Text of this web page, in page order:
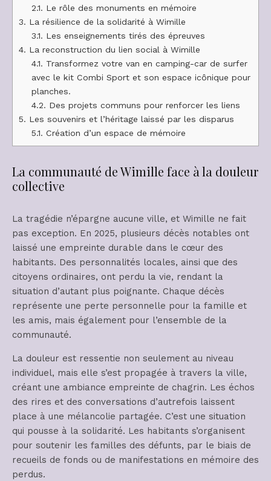
2.1. Le rôle des monuments en mémoire
3. La résilience de la solidarité à Wimille
3.1. Les enseignements tirés des épreuves
4. La reconstruction du lien social à Wimille
4.1. Transformez votre van en camping-car de surfer
avec le kit Combi Sport et son espace icônique pour
planches.
4.2. Des projets communs pour renforcer les liens
5. Les souvenirs et l’héritage laissé par les disparus
5.1. Création d’un espace de mémoire
La communauté de Wimille face à la douleur
collective
La tragédie n’épargne aucune ville, et Wimille ne fait
pas exception. En 2025, plusieurs décès notables ont
laissé une empreinte durable dans le cœur des
habitants. Des personnalités locales, ainsi que des
citoyens ordinaires, ont perdu la vie, rendant la
situation d’autant plus poignante. Chaque décès
représente une perte personnelle pour la famille et
les amis, mais également pour l’ensemble de la
communauté.
La douleur est ressentie non seulement au niveau
individuel, mais elle s’est propagée à travers la ville,
créant une ambiance empreinte de chagrin. Les échos
des rires et des conversations d’autrefois laissent
place à une mélancolie partagée. C’est une situation
qui pousse à la solidarité. Les habitants s’organisent
pour soutenir les familles des défunts, par le biais de
recueils de fonds ou de manifestations en mémoire des
perdus.